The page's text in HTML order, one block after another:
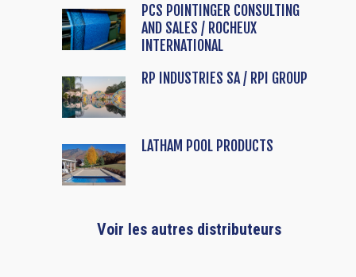
PCS POINTINGER CONSULTING
AND SALES / ROCHEUX
INTERNATIONAL
RP INDUSTRIES SA / RPI GROUP
LATHAM POOL PRODUCTS
Voir les autres distributeurs